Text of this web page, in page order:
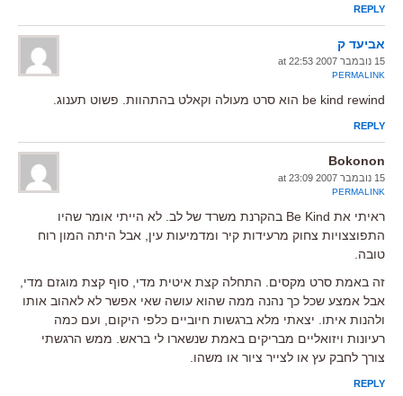
REPLY
אביעד ק
15 נובמבר 2007 at 22:53
PERMALINK
be kind rewind הוא סרט מעולה וקאלט בהתהוות. פשוט תענוג.
REPLY
Bokonon
15 נובמבר 2007 at 23:09
PERMALINK
ראיתי את Be Kind בהקרנת משרד של לב. לא הייתי אומר שהיו
התפוצצויות צחוק מרעידות קיר ומדמיעות עין, אבל היתה המון רוח
טובה.
זה באמת סרט מקסים. התחלה קצת איטית מדי, סוף קצת מוגזם מדי,
אבל אמצע שכל כך נהנה ממה שהוא עושה שאי אפשר לא לאהוב אותו
ולהנות איתו. יצאתי מלא ברגשות חיוביים כלפי היקום, ועם כמה
רעיונות ויזואליים מבריקים באמת שנשארו לי בראש. ממש הרגשתי
צורך לחבק עץ או לצייר ציור או משהו.
REPLY